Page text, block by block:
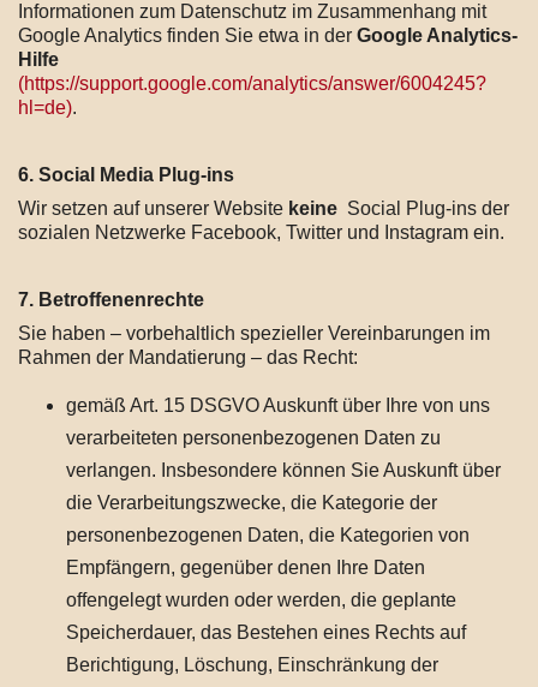
Informationen zum Datenschutz im Zusammenhang mit
Google Analytics finden Sie etwa in der Google Analytics-
Hilfe
(https://support.google.com/analytics/answer/6004245?
hl=de).
6. Social Media Plug-ins
Wir setzen auf unserer Website keine Social Plug-ins der
sozialen Netzwerke Facebook, Twitter und Instagram ein.
7. Betroffenenrechte
Sie haben – vorbehaltlich spezieller Vereinbarungen im
Rahmen der Mandatierung – das Recht:
gemäß Art. 15 DSGVO Auskunft über Ihre von uns
verarbeiteten personenbezogenen Daten zu
verlangen. Insbesondere können Sie Auskunft über
die Verarbeitungszwecke, die Kategorie der
personenbezogenen Daten, die Kategorien von
Empfängern, gegenüber denen Ihre Daten
offengelegt wurden oder werden, die geplante
Speicherdauer, das Bestehen eines Rechts auf
Berichtigung, Löschung, Einschränkung der